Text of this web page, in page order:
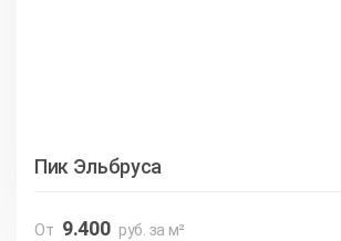
Пик Эльбруса
От 9.400 руб. за м²